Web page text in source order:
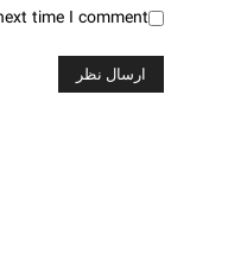
time I comment.